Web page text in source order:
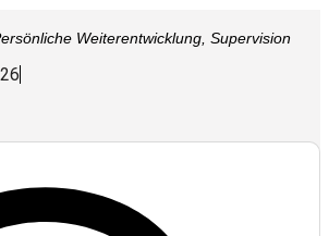
Weiterentwicklung Supervision